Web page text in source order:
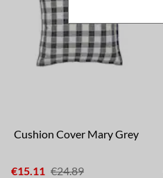
Cushion Cover Mary Grey
€15.11 €24.89